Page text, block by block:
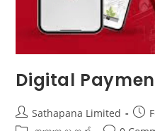
Digital
Sathapana Limited